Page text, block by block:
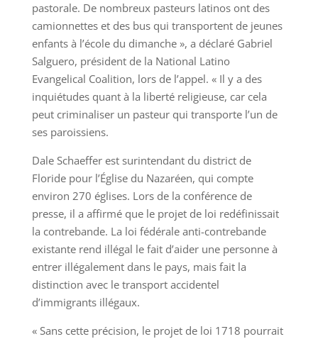
pastorale. De nombreux pasteurs latinos ont des
camionnettes et des bus qui transportent de jeunes
enfants à l’école du dimanche », a déclaré Gabriel
Salguero, président de la National Latino
Evangelical Coalition, lors de l’appel. « Il y a des
inquiétudes quant à la liberté religieuse, car cela
peut criminaliser un pasteur qui transporte l’un de
ses paroissiens.
Dale Schaeffer est surintendant du district de
Floride pour l’Église du Nazaréen, qui compte
environ 270 églises. Lors de la conférence de
presse, il a affirmé que le projet de loi redéfinissait
la contrebande. La loi fédérale anti-contrebande
existante rend illégal le fait d’aider une personne à
entrer illégalement dans le pays, mais fait la
distinction avec le transport accidentel
d’immigrants illégaux.
« Sans cette précision, le projet de loi 1718 pourrait